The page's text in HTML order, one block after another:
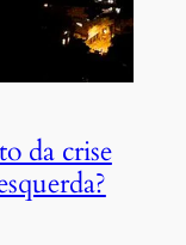
da crise